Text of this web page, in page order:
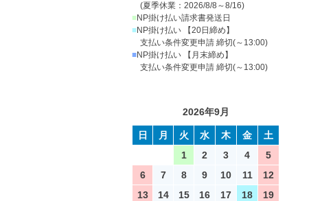
(夏季休業：2026/8/8～8/16)
■NP掛け払い請求書発送日
■NP掛け払い 【20日締め】
支払い条件変更申請 締切(～13:00)
■NP掛け払い 【月末締め】
支払い条件変更申請 締切(～13:00)
2026年9月
日 月 火 水 木 金
土
1
2 3 4
5
6
7 8 9 10 11
12
13
14 15 16 17 18
19